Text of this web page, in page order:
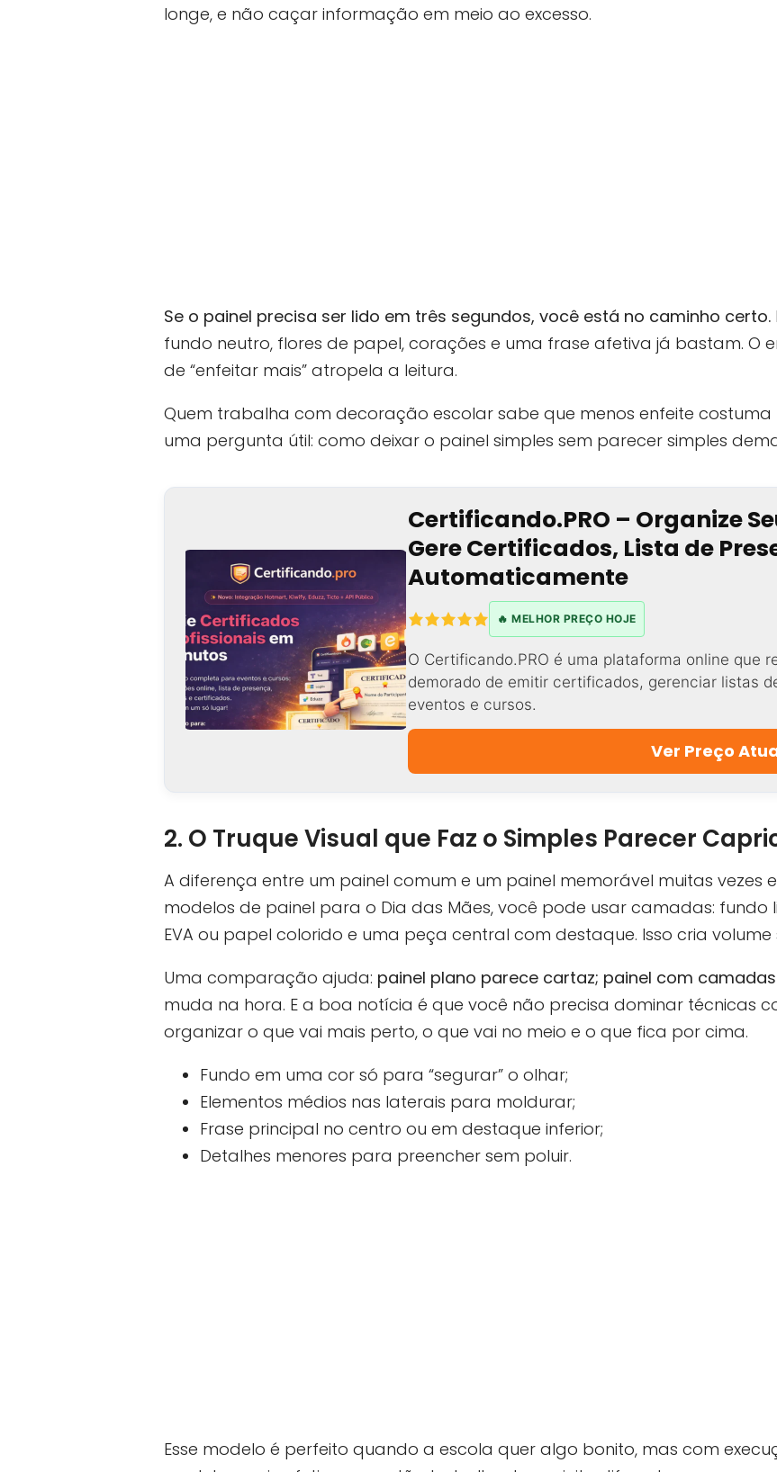
longe, e não caçar informação em meio ao excesso.
Se o painel precisa ser lido em três segundos, você está no caminho certo.
fundo neutro, flores de papel, corações e uma frase afetiva já bastam. O
de “enfeitar mais” atropela a leitura.
Quem trabalha com decoração escolar sabe que menos enfeite costuma
uma pergunta útil: como deixar o painel simples sem parecer simples
Certificando.PRO – Organize
Gere Certificados, Lista de
Automaticamente
🔥 MELHOR PREÇO HOJE
O Certificando.PRO é uma plataforma online que
demorado de emitir certificados, gerenciar listas
eventos e cursos.
Ver Preço
2. O Truque Visual que Faz o Simples Parecer
A diferença entre um painel comum e um painel memorável muitas vezes
modelos de painel para o Dia das Mães, você pode usar camadas: fundo
EVA ou papel colorido e uma peça central com destaque. Isso cria
Uma comparação ajuda: painel plano parece cartaz; painel com
muda na hora. E a boa notícia é que você não precisa dominar técnicas
organizar o que vai mais perto, o que vai no meio e o que fica por cima.
Fundo em uma cor só para “segurar” o olhar;
Elementos médios nas laterais para moldurar;
Frase principal no centro ou em destaque inferior;
Detalhes menores para preencher sem poluir.
Esse modelo é perfeito quando a escola quer algo bonito, mas com